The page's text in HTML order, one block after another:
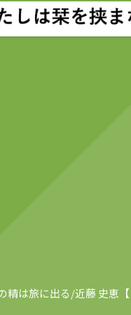
精は旅に出る/近藤 史恵【